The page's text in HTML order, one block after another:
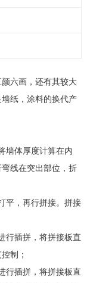
六画，还有其较大
纸，涂料的换代产
墙体厚度计算在内
弯线在突出部位，折
平，再行拼接。拼接
行插拼，将拼接板直
制；
行插拼，将拼接板直